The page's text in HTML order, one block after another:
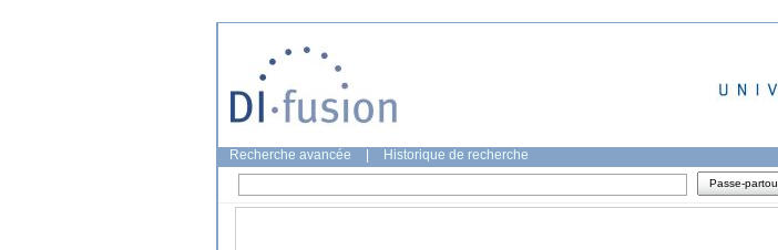
Recherche avancée Historique de recherche
Passe-